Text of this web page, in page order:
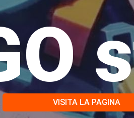
VISITA LA PAGINA